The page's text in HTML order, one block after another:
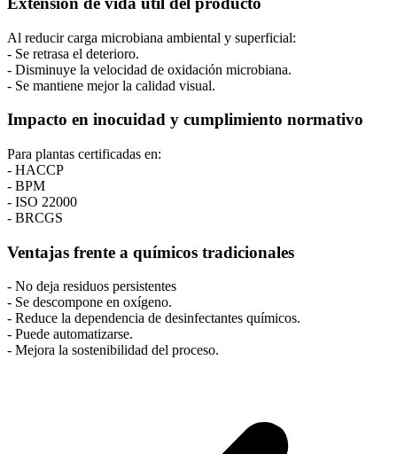
Al reducir carga microbiana ambiental y superficial:
- Se retrasa el deterioro.
- Disminuye la velocidad de oxidación microbiana.
- Se mantiene mejor la calidad visual.
Impacto en inocuidad y cumplimiento normativo
Para plantas certificadas en:
- HACCP
- BPM
- ISO 22000
- BRCGS
Ventajas frente a químicos tradicionales
- No deja residuos persistentes
- Se descompone en oxígeno.
- Reduce la dependencia de desinfectantes químicos.
- Puede automatizarse.
- Mejora la sostenibilidad del proceso.